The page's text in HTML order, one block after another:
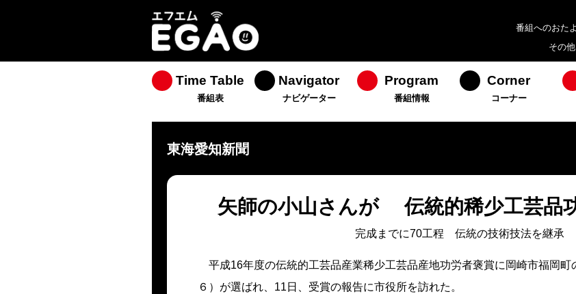
番組へのおた
その
Time Table
番組表
Navigator
ナビゲーター
Program
番組情報
Corner
コーナー
東海愛知新聞
矢師の小山さんが 伝統的稀少工芸品
完成までに70工程 伝統の技術技法を継承
平成16年度の伝統的工芸品産業稀少工芸品産地功労者褒賞に岡崎市福岡町
６）が選ばれ、11日、受賞の報告に市役所を訪れた。